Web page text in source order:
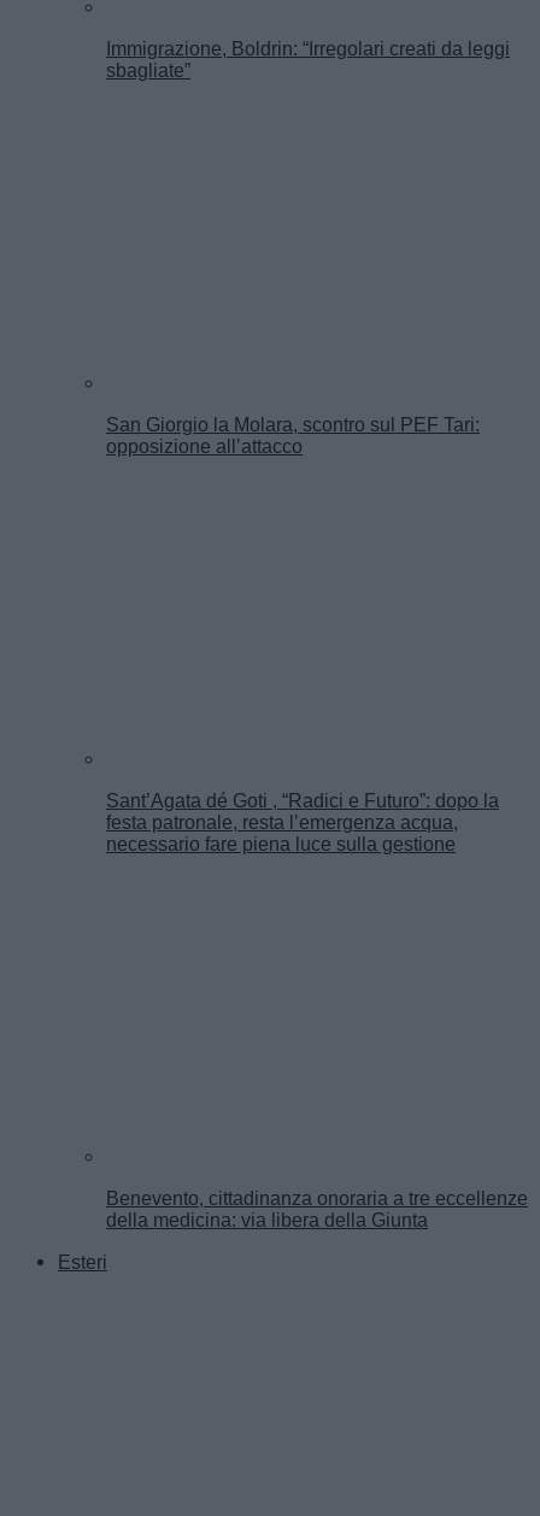
Immigrazione, Boldrin: “Irregolari creati da leggi
sbagliate”
San Giorgio la Molara, scontro sul PEF Tari:
opposizione all’attacco
Sant’Agata dé Goti , “Radici e Futuro”: dopo la
festa patronale, resta l’emergenza acqua,
necessario fare piena luce sulla gestione
Benevento, cittadinanza onoraria a tre eccellenze
della medicina: via libera della Giunta
Esteri